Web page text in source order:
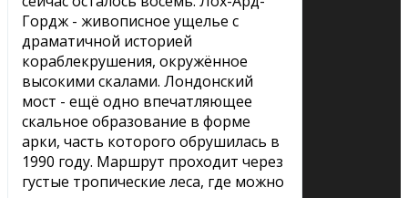
Гордж - живописное ущелье с
драматичной историей
кораблекрушения, окружённое
высокими скалами. Лондонский
мост - ещё одно впечатляющее
скальное образование в форме
арки, часть которого обрушилась в
1990 году. Маршрут проходит через
густые тропические леса, где можно